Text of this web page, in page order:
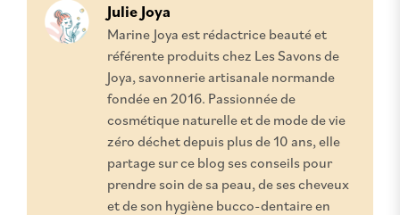
Julie Joya
Marine Joya est rédactrice beauté et
référente produits chez Les Savons de
Joya, savonnerie artisanale normande
fondée en 2016. Passionnée de
cosmétique naturelle et de mode de vie
zéro déchet depuis plus de 10 ans, elle
partage sur ce blog ses conseils pour
prendre soin de sa peau, de ses cheveux
et de son hygiène bucco-dentaire en